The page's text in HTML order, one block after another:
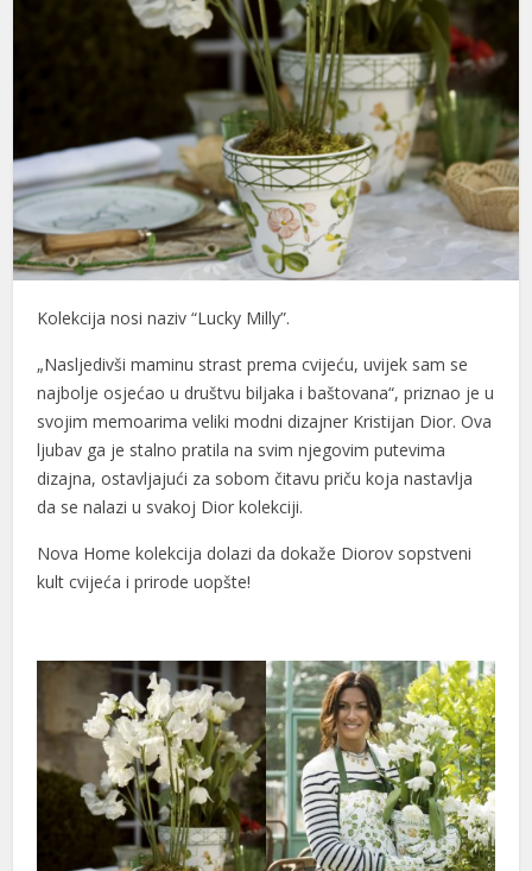
Kolekcija nosi naziv “Lucky Milly”.
„Nasljedivši maminu strast prema cvijeću, uvijek sam se
najbolje osjećao u društvu biljaka i baštovana“, priznao je u
svojim memoarima veliki modni dizajner Kristijan Dior. Ova
ljubav ga je stalno pratila na svim njegovim putevima
dizajna, ostavljajući za sobom čitavu priču koja nastavlja
da se nalazi u svakoj Dior kolekciji.
Nova Home kolekcija dolazi da dokaže Diorov sopstveni
kult cvijeća i prirode uopšte!